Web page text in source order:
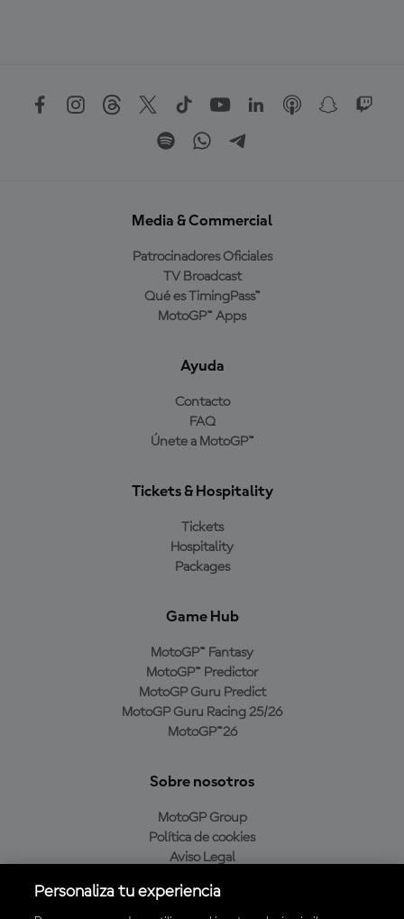
Media & Commercial
Patrocinadores Oficiales
TV Broadcast
Qué es TimingPass™
MotoGP™ Apps
Ayuda
Contacto
FAQ
Únete a MotoGP™
Tickets & Hospitality
Tickets
Hospitality
Packages
Game Hub
MotoGP™ Fantasy
MotoGP™ Predictor
MotoGP Guru Predict
MotoGP Guru Racing 25/26
MotoGP™26
Sobre nosotros
MotoGP Group
Política de cookies
Aviso Legal
Política de compra
Personaliza tu experiencia